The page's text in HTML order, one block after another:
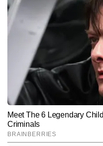
मोहित तिवारी
मोहित तिवारी को
करियर की शुरुआत
प्रिंट, टीवी और डिजिटल
लाइफस्टाइल, धर्म और
का भी व्यापक अध्ययन
ज्योतिष आदि विषयों पर
विषयों पर वह 12,000 से
Follow Us:
Subscribe to